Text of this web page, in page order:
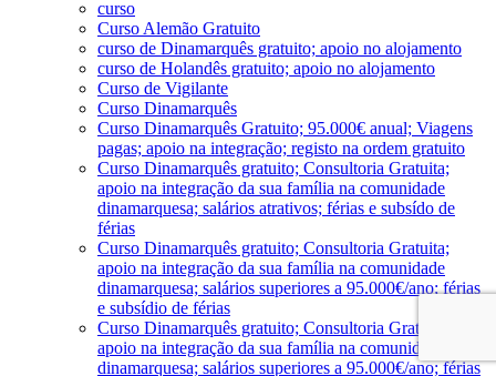
curso
Curso Alemão Gratuito
curso de Dinamarquês gratuito; apoio no alojamento
curso de Holandês gratuito; apoio no alojamento
Curso de Vigilante
Curso Dinamarquês
Curso Dinamarquês Gratuito; 95.000€ anual; Viagens
pagas; apoio na integração; registo na ordem gratuito
Curso Dinamarquês gratuito; Consultoria Gratuita;
apoio na integração da sua família na comunidade
dinamarquesa; salários atrativos; férias e subsído de
férias
Curso Dinamarquês gratuito; Consultoria Gratuita;
apoio na integração da sua família na comunidade
dinamarquesa; salários superiores a 95.000€/ano; férias
e subsídio de férias
Curso Dinamarquês gratuito; Consultoria Gratuita;
apoio na integração da sua família na comunidade
dinamarquesa; salários superiores a 95.000€/ano; férias